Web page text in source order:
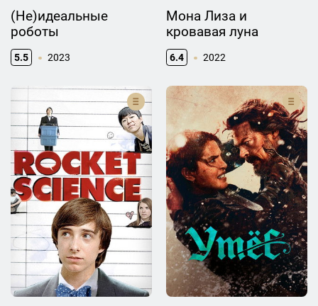
(Не)идеальные
роботы
5.5 2023
Мона Лиза и
кровавая луна
6.4 2022